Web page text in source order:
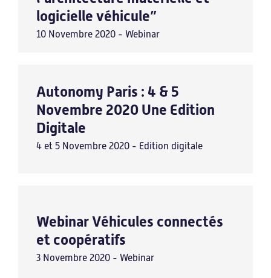
logicielle véhicule”
10 Novembre 2020 - Webinar
Autonomy Paris : 4 & 5
Novembre 2020 Une Edition
Digitale
4 et 5 Novembre 2020 - Edition digitale
Webinar Véhicules connectés
et coopératifs
3 Novembre 2020 - Webinar